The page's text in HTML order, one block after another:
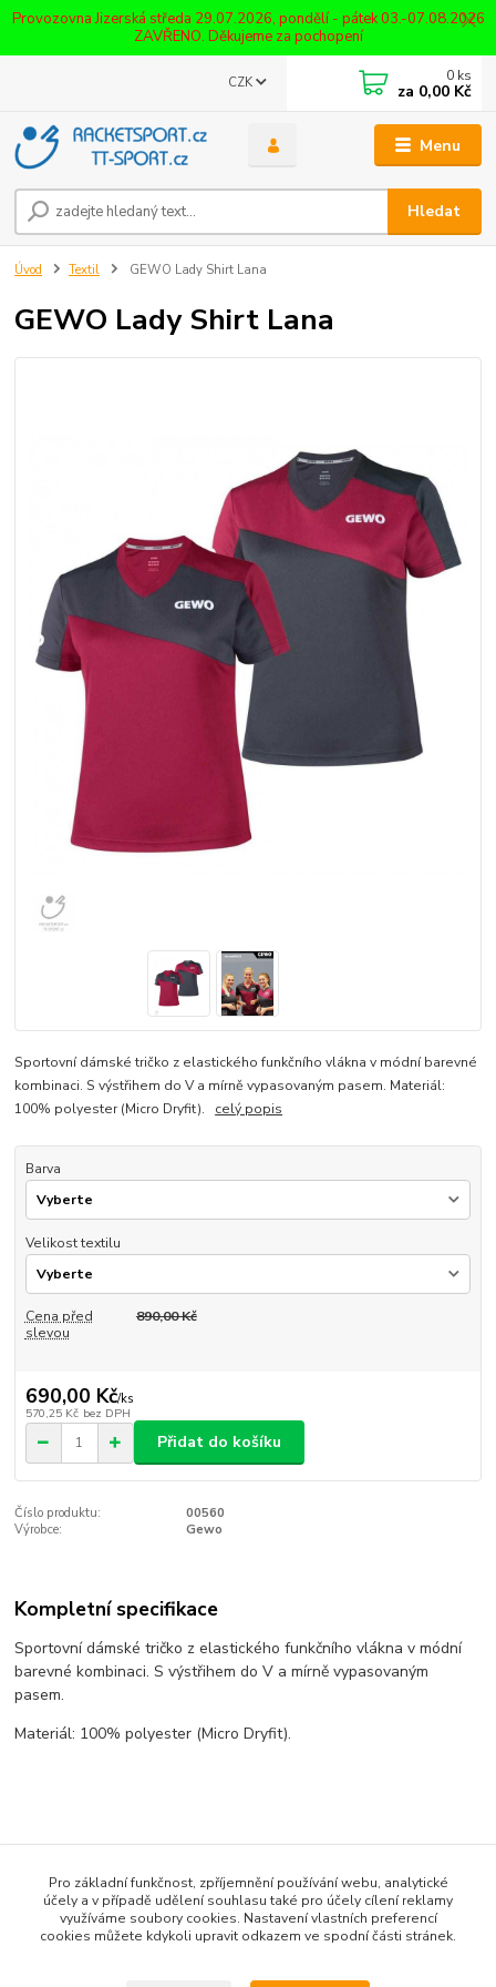
Provozovna Jizerská středa 29.07.2026, pondělí - pátek 03.-07.08.2026
ZAVŘENO. Děkujeme za pochopení
Menu
CZK
Hledat
0 ks
za 0,00 Kč
Úvod Textil GEWO Lady Shirt Lana
GEWO Lady Shirt Lana
Sportovní dámské tričko z elastického funkčního vlákna v módní barevné
kombinaci. S výstřihem do V a mírně vypasovaným pasem. Materiál:
100% polyester (Micro Dryfit). celý popis
Barva
Velikost textilu
Cena před
slevou
890,00 Kč
690,00 Kč/ks
570,25 Kč bez DPH
Přidat do košíku
Číslo produktu:
00560
Výrobce:
Gewo
Kompletní specifikace
Sportovní dámské tričko z elastického funkčního vlákna v módní
barevné kombinaci. S výstřihem do V a mírně vypasovaným
pasem.
Materiál: 100% polyester (Micro Dryfit).
Textil
Dámská kolekce
Pro základní funkčnost, zpříjemnění používání webu, analytické
účely a v případě udělení souhlasu také pro účely cílení reklamy
využíváme soubory cookies. Nastavení vlastních preferencí
cookies můžete kdykoli upravit odkazem ve spodní části stránek.